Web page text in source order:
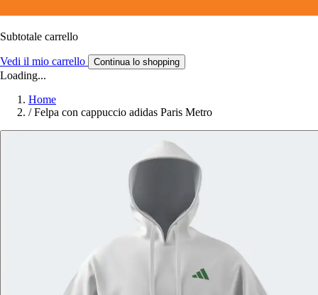
Subtotale carrello
Vedi il mio carrello Continua lo shopping
Loading...
Home
/ Felpa con cappuccio adidas Paris Metro